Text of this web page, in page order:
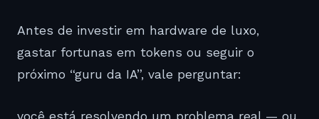
Antes de investir em hardware de luxo,
gastar fortunas em tokens ou seguir o
próximo “guru da IA”, vale perguntar: